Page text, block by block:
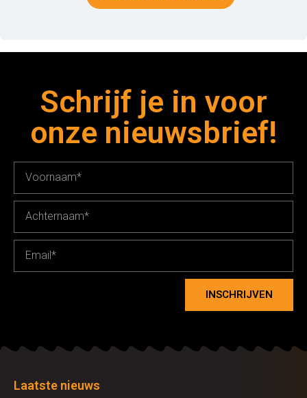
Schrijf je in voor
onze nieuwsbrief!
INSCHRIJVEN
Laatste nieuws